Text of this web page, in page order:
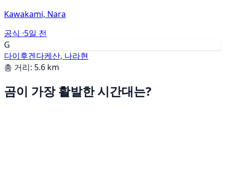
Kawakami, Nara
공식 ·5일 전
G
다이후겐다케산, 나라현
총 거리: 5.6 km
곰이 가장 활발한 시간대는?